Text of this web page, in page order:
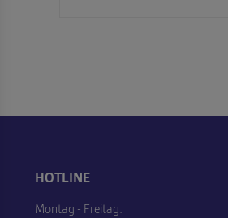
HOTLINE
Montag - Freitag: